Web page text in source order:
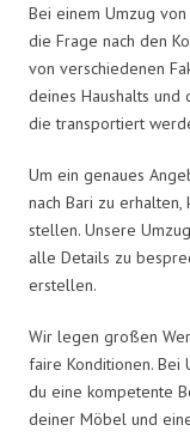
Bei einem Umzug
die Frage nach den
von verschiedenen
deines Haushalts
die transportiert
Um ein genaues
nach Bari zu
stellen. Unsere
alle Details zu
erstellen.
Wir legen großen
faire Konditionen. Bei
du eine kompetente
deiner Möbel und